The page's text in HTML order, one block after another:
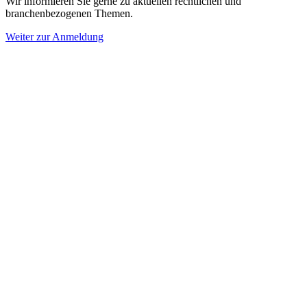
branchenbezogenen Themen.
Weiter zur Anmeldung